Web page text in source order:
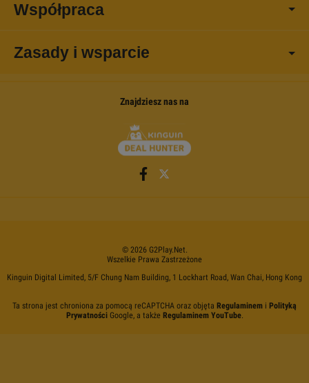
Współpraca
Zasady i wsparcie
Znajdziesz nas na
© 2026 G2Play.net.
Wszelkie Prawa Zastrzeżone
Kinguin Digital Limited, 5/F Chung Nam Building, 1 Lockhart Road, Wan Chai, Hong Kong
Ta strona jest chroniona za pomocą reCAPTCHA oraz objęta Regulaminem i Polityką
PrywatnościGoogle, a także Regulaminem YouTube.